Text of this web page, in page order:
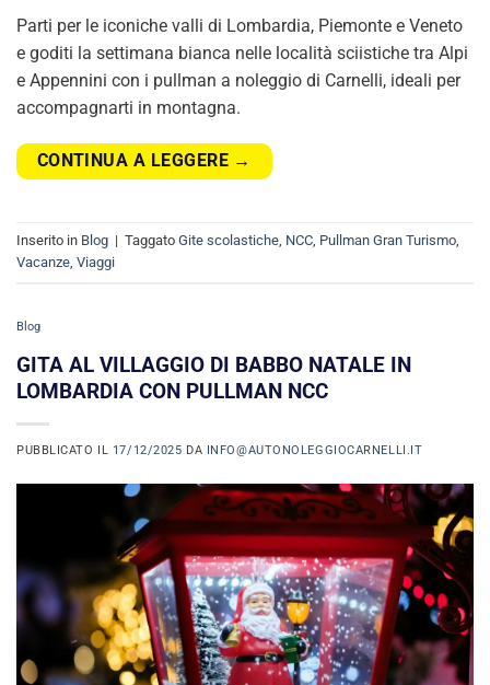
Parti per le iconiche valli di Lombardia, Piemonte e Veneto
e goditi la settimana bianca nelle località sciistiche tra Alpi
e Appennini con i pullman a noleggio di Carnelli, ideali per
accompagnarti in montagna.
CONTINUA A LEGGERE →
Inserito in Blog | Taggato Gite scolastiche, NCC, Pullman Gran Turismo,
Vacanze, Viaggi
Blog
GITA AL VILLAGGIO DI BABBO NATALE IN
LOMBARDIA CON PULLMAN NCC
PUBBLICATO IL 17/12/2025 DA INFO@AUTONOLEGGIOCARNELLI.IT